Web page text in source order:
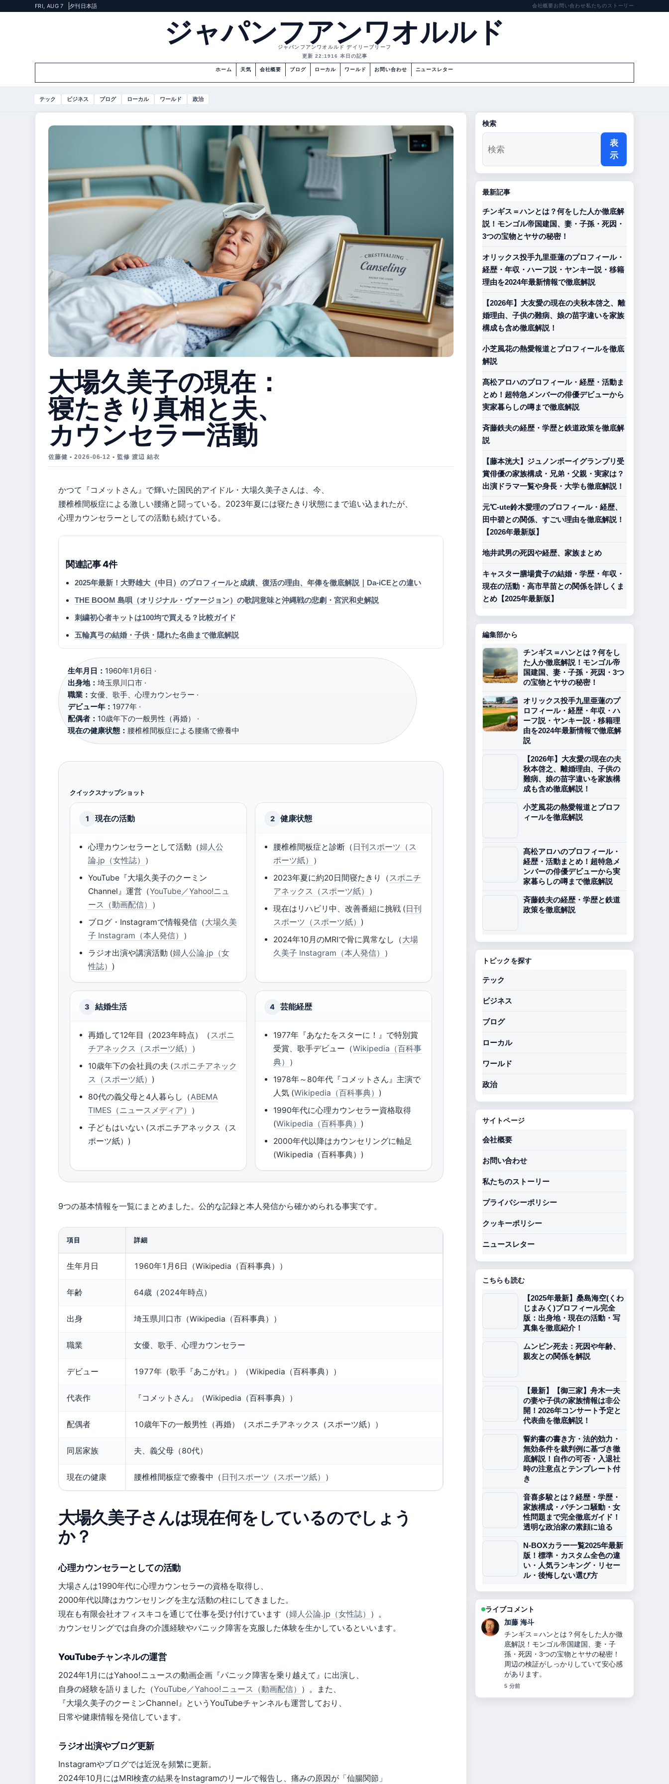
FRI, AUG 7 夕刊 日本語 会社概要お問い合わせ私たちのストーリー
ジャパンフアンワオルルド
ジャパンフアンワオルルド デイリーブリーフ
更新 22:1916 本日の記事
ホーム 天気 会社概要 ブログ ローカル ワールド お問い合わせ ニュースレター
テック ビジネス ブログ ローカル ワールド 政治
大場久美子の現在：
寝たきり真相と夫、
カウンセラー活動
佐藤健 • 2026-06-12 • 監修 渡辺 結衣
かつて『コメットさん』で輝いた国民的アイドル・大場久美子さんは、今、
腰椎椎間板症による激しい腰痛と闘っている。2023年夏には寝たきり状態にまで追い込まれたが、
心理カウンセラーとしての活動も続けている。
関連記事 4件
2025年最新！大野雄大（中日）のプロフィールと成績、復活の理由、年俸を徹底解説｜Da-iCEとの違い
THE BOOM 島唄（オリジナル・ヴァージョン）の歌詞意味と沖縄戦の悲劇・宮沢和史解説
刺繍初心者キットは100均で買える？比較ガイド
五輪真弓の結婚・子供・隠れた名曲まで徹底解説
生年月日： 1960年1月6日 ·
出身地： 埼玉県川口市 ·
職業： 女優、歌手、心理カウンセラー ·
デビュー年： 1977年 ·
配偶者： 10歳年下の一般男性（再婚） ·
現在の健康状態： 腰椎椎間板症による腰痛で療養中
クイックスナップショット
1 現在の活動
心理カウンセラーとして活動（婦人公
論.jp（女性誌） ）
YouTube『大場久美子のクーミン
Channel』運営（YouTube／Yahoo!ニュ
ース（動画配信） ）
ブログ・Instagramで情報発信（大場久美
子 Instagram（本人発信） ）
ラジオ出演や講演活動 (婦人公論.jp（女
性誌） )
2 健康状態
腰椎椎間板症と診断（ 日刊スポーツ（ス
ポーツ紙） ）
2023年夏に約20日間寝たきり（スポニチ
アネックス（スポーツ紙） ）
現在はリハビリ中、改善番組に挑戦 (日刊
スポーツ（スポーツ紙） )
2024年10月のMRIで骨に異常なし（大場
久美子 Instagram（本人発信） ）
3 結婚生活
再婚して12年目（2023年時点）（スポニ
チアネックス（スポーツ紙） ）
10歳年下の会社員の夫 (スポニチアネック
ス（スポーツ紙） )
80代の義父母と4人暮らし（ABEMA
TIMES（ニュースメディア） ）
子どもはいない (スポニチアネックス（ス
ポーツ紙）)
4 芸能経歴
1977年『あなたをスターに！』で特別賞
受賞、歌手デビュー（Wikipedia（百科事
典） ）
1978年～80年代『コメットさん』主演で
人気 (Wikipedia（百科事典） )
1990年代に心理カウンセラー資格取得
(Wikipedia（百科事典） )
2000年代以降はカウンセリングに軸足
(Wikipedia（百科事典）)
9つの基本情報を一覧にまとめました。公的な記録と本人発信から確かめられる事実です。
項目 詳細
生年月日 1960年1月6日（Wikipedia（百科事典））
年齢 64歳（2024年時点）
出身 埼玉県川口市（Wikipedia（百科事典））
職業 女優、歌手、心理カウンセラー
デビュー 1977年（歌手『あこがれ』）（Wikipedia（百科事典））
代表作 『コメットさん』（Wikipedia（百科事典））
配偶者 10歳年下の一般男性（再婚）（スポニチアネックス（スポーツ紙））
同居家族 夫、義父母（80代）
現在の健康 腰椎椎間板症で療養中（ 日刊スポーツ（スポーツ紙） ）
大場久美子さんは現在何をしているのでしょう
か？
心理カウンセラーとしての活動
大場さんは1990年代に心理カウンセラーの資格を取得し、
2000年代以降はカウンセリングを主な活動の柱にしてきました。
現在も有限会社オフィスキコを通じて仕事を受け付けています（婦人公論.jp（女性誌） ）。
カウンセリングでは自身の介護経験やパニック障害を克服した体験を生かしているといいます。
YouTubeチャンネルの運営
2024年1月にはYahoo!ニュースの動画企画『パニック障害を乗り越えて』に出演し、
自身の経験を語りました（YouTube／Yahoo!ニュース（動画配信） ）。また、
『大場久美子のクーミンChannel』というYouTubeチャンネルも運営しており、
日常や健康情報を発信しています。
ラジオ出演やブログ更新
Instagramやブログでは近況を頻繁に更新。
2024年10月にはMRI検査の結果をInstagramのリールで報告し、痛みの原因が「仙腸関節」
検索
表
示
最新記事
チンギス＝ハンとは？何をした人か徹底解
説！モンゴル帝国建国、妻・子孫・死因・
3つの宝物とヤサの秘密！
オリックス投手九里亜蓮のプロフィール・
経歴・年収・ハーフ説・ヤンキー説・移籍
理由を2024年最新情報で徹底解説
【2026年】大友愛の現在の夫秋本啓之、離
婚理由、子供の難病、娘の苗字違いを家族
構成も含め徹底解説！
小芝風花の熱愛報道とプロフィールを徹底
解説
髙松アロハのプロフィール・経歴・活動ま
とめ！超特急メンバーの俳優デビューから
実家暮らしの噂まで徹底解説
斉藤鉄夫の経歴・学歴と鉄道政策を徹底解
説
【藤本洸大】ジュノンボーイグランプリ受
賞俳優の家族構成・兄弟・父親・実家は？
出演ドラマ一覧や身長・大学も徹底解説！
元℃-ute鈴木愛理のプロフィール・経歴、
田中碧との関係、すごい理由を徹底解説！
【2026年最新版】
地井武男の死因や経歴、家族まとめ
キャスター膳場貴子の結婚・学歴・年収・
現在の活動・高市早苗との関係を詳しくま
とめ【2025年最新版】
編集部から
チンギス＝ハンとは？何をし
た人か徹底解説！モンゴル帝
国建国、妻・子孫・死因・3つ
の宝物とヤサの秘密！
オリックス投手九里亜蓮のプ
ロフィール・経歴・年収・ハ
ーフ説・ヤンキー説・移籍理
由を2024年最新情報で徹底解
説
【2026年】大友愛の現在の夫
秋本啓之、離婚理由、子供の
難病、娘の苗字違いを家族構
成も含め徹底解説！
小芝風花の熱愛報道とプロフ
ィールを徹底解説
髙松アロハのプロフィール・
経歴・活動まとめ！超特急メ
ンバーの俳優デビューから実
家暮らしの噂まで徹底解説
斉藤鉄夫の経歴・学歴と鉄道
政策を徹底解説
トピックを探す
テック
ビジネス
ブログ
ローカル
ワールド
政治
サイトページ
会社概要
お問い合わせ
私たちのストーリー
プライバシーポリシー
クッキーポリシー
ニュースレター
こちらも読む
【2025年最新】桑島海空(くわ
じまみく)プロフィール完全
版：出身地・現在の活動・写
真集を徹底紹介！
ムンビン死去：死因や年齢、
親友との関係を解説
【最新】【御三家】舟木一夫
の妻や子供の家族情報は非公
開！2026年コンサート予定と
代表曲を徹底解説！
誓約書の書き方・法的効力・
無効条件を裁判例に基づき徹
底解説！自作の可否・入退社
時の注意点とテンプレート付
き
音喜多駿とは？経歴・学歴・
家族構成・パチンコ騒動・女
性問題まで完全徹底ガイド！
透明な政治家の素顔に迫る
N-BOXカラー一覧2025年最新
版！標準・カスタム全色の違
い・人気ランキング・リセー
ル・後悔しない選び方
ライブコメント
高橋 蓮
オリックス投手九里亜蓮のプロフィー
ル・経歴・年収・ハーフ説・ヤンキー
説・移籍理由を2024年最新情報で徹底
解説 の整理がとても分かりやすいで
す。今日の中でも特に読みやすいで
す。